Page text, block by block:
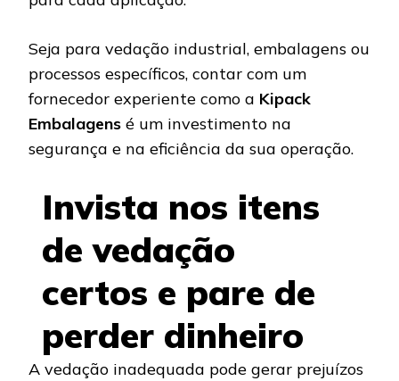
Seja para vedação industrial, embalagens ou
processos específicos, contar com um
fornecedor experiente como a Kipack
Embalagens é um investimento na
segurança e na eficiência da sua operação.
Invista nos itens
de vedação
certos e pare de
perder dinheiro
A vedação inadequada pode gerar prejuízos